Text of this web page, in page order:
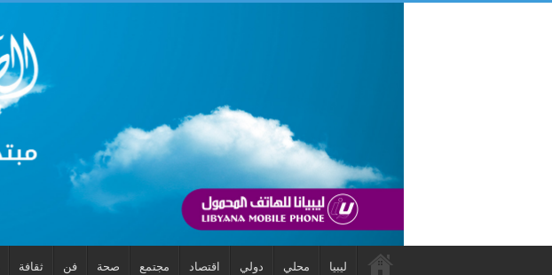
ليبيا محلي دولي اقتصاد مجتمع صحة فن ثقافة